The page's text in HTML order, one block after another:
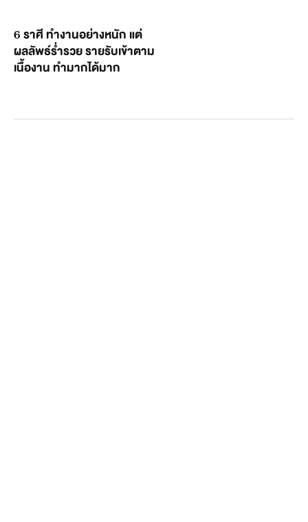
6 ราศี ทำงานอย่างหนัก แต่
ผลลัพธ์ร่ำรวย รายรับเข้าตาม
เนื้องาน ทำมากได้มาก